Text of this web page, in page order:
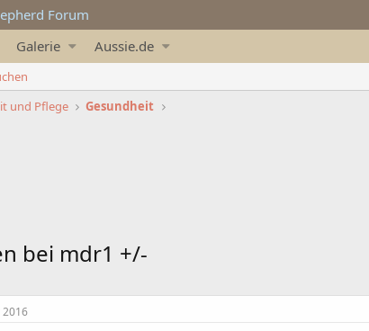
Galerie Aussie.de
und Pflege Gesundheit
bei mdr1 +/-
2016